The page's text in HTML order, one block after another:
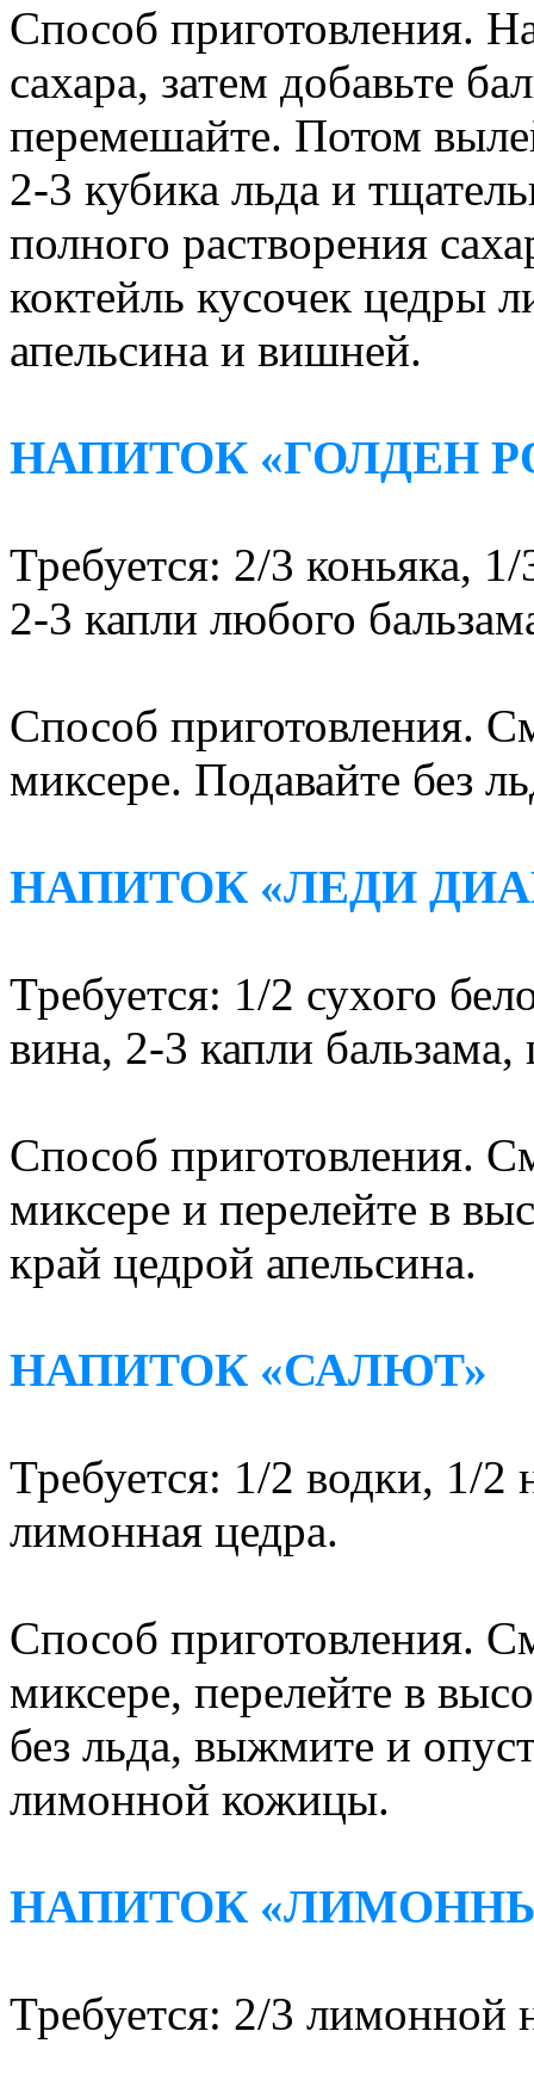
Способ приготовления.
сахара, затем добавьте
перемешайте. Потом
2-3 кубика льда и
полного растворения
коктейль кусочек цедры
апельсина и вишней.
НАПИТОК «ГОЛДЕН
Требуется: 2/3 коньяка,
2-3 капли любого
Способ приготовления.
миксере. Подавайте без
НАПИТОК «ЛЕДИ
Требуется: 1/2 сухого
вина, 2-3 капли бальзама,
Способ приготовления.
миксере и перелейте в
край цедрой апельсина.
НАПИТОК «САЛЮТ»
Требуется: 1/2 водки, 1/2
лимонная цедра.
Способ приготовления.
миксере, перелейте в
без льда, выжмите и
лимонной кожицы.
НАПИТОК
Требуется: 2/3 лимонной